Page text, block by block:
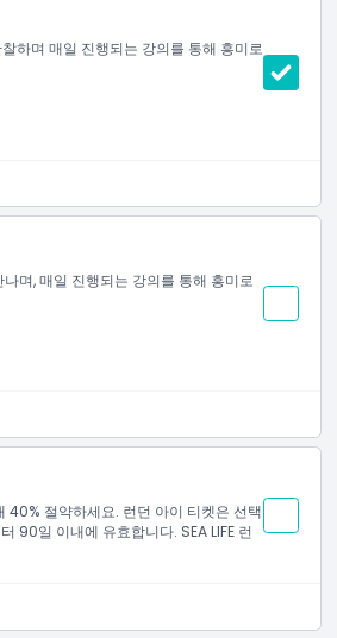
하며 매일 진행되는 강의를 통해 흥미로
며, 매일 진행되는 강의를 통해 흥미로
40% 절약하세요. 런던 아이 티켓은 선택
90일 이내에 유효합니다. SEA LIFE 런